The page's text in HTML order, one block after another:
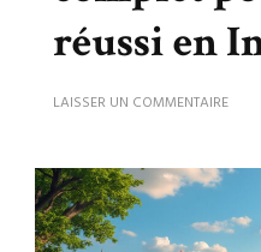
réussi en
LAISSER UN COMMENTAIRE